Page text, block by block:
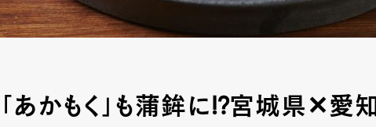
「あかもく」も蒲鉾に!?宮城県✕愛知